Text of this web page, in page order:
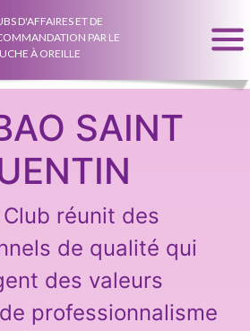
D'AFFAIRES ET DE
PAR LE
À OREILLE
SAINT
réunit des
de qualité qui
des valeurs
professionnalisme